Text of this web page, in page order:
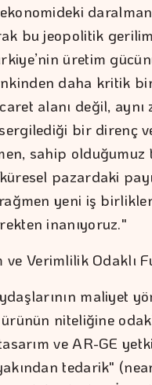
bu jeopolitik
üretim
daha kritik
alanı değil,
bir direnç
sahip olduğumuz
pazardaki
yeni iş
inanıyoruz."
Verimlilik Odaklı
maliyet
niteliğine
tasarım ve AR-GE
tedarik"